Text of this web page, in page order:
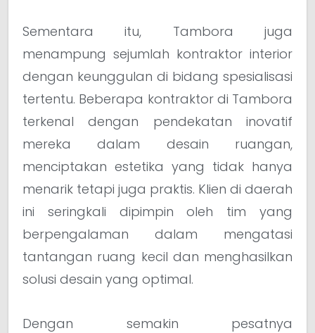
Sementara itu, Tambora juga
menampung sejumlah kontraktor interior
dengan keunggulan di bidang spesialisasi
tertentu. Beberapa kontraktor di Tambora
terkenal dengan pendekatan inovatif
mereka dalam desain ruangan,
menciptakan estetika yang tidak hanya
menarik tetapi juga praktis. Klien di daerah
ini seringkali dipimpin oleh tim yang
berpengalaman dalam mengatasi
tantangan ruang kecil dan menghasilkan
solusi desain yang optimal.
Dengan semakin pesatnya